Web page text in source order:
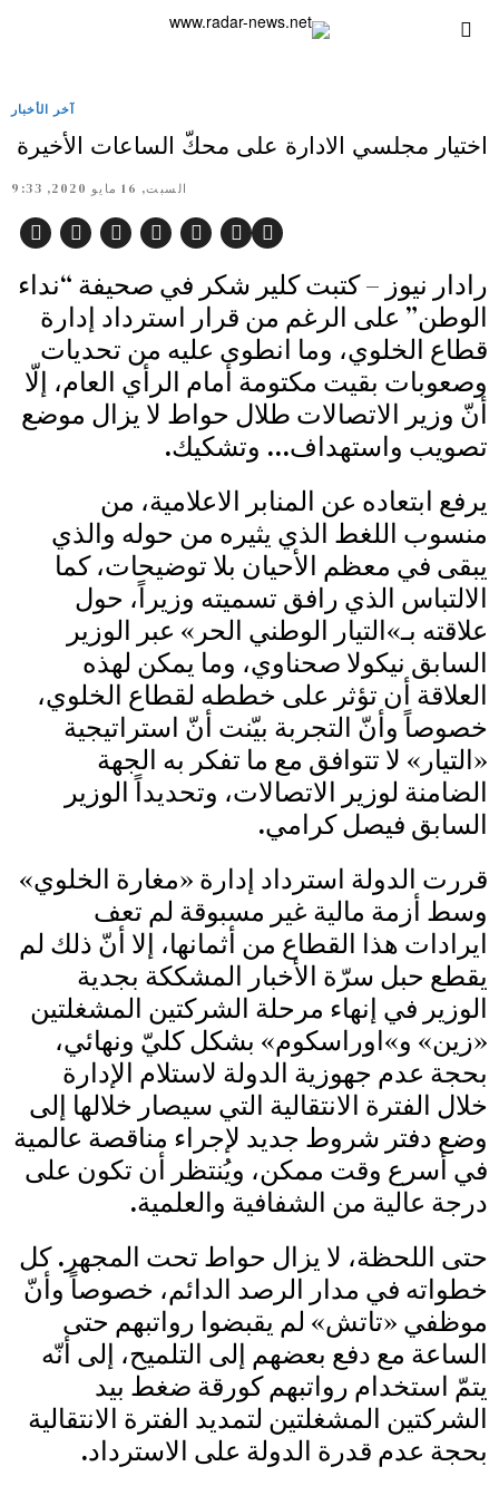
آخر الأخبار
اختيار مجلسي الادارة على محكّ الساعات الأخيرة
السبت, 16 مايو 2020, 9:33
رادار نيوز – كتبت كلير شكر في صحيفة “نداء
الوطن” على الرغم من قرار استرداد إدارة
قطاع الخلوي، وما انطوى عليه من تحديات
وصعوبات بقيت مكتومة أمام الرأي العام، إلّا
أنّ وزير الاتصالات طلال حواط لا يزال موضع
تصويب واستهداف… وتشكيك.
يرفع ابتعاده عن المنابر الاعلامية، من
منسوب اللغط الذي يثيره من حوله والذي
يبقى في معظم الأحيان بلا توضيحات، كما
الالتباس الذي رافق تسميته وزيراً، حول
علاقته بـ»التيار الوطني الحر» عبر الوزير
السابق نيكولا صحناوي، وما يمكن لهذه
العلاقة أن تؤثر على خططه لقطاع الخلوي،
خصوصاً وأنّ التجربة بيّنت أنّ استراتيجية
«التيار» لا تتوافق مع ما تفكر به الجهة
الضامنة لوزير الاتصالات، وتحديداً الوزير
السابق فيصل كرامي.
قررت الدولة استرداد إدارة «مغارة الخلوي»
وسط أزمة مالية غير مسبوقة لم تعف
ايرادات هذا القطاع من أثمانها، إلا أنّ ذلك لم
يقطع حبل سرّة الأخبار المشككة بجدية
الوزير في إنهاء مرحلة الشركتين المشغلتين
«زين» و»اوراسكوم» بشكل كليّ ونهائي،
بحجة عدم جهوزية الدولة لاستلام الإدارة
خلال الفترة الانتقالية التي سيصار خلالها إلى
وضع دفتر شروط جديد لإجراء مناقصة عالمية
في أسرع وقت ممكن، ويُنتظر أن تكون على
درجة عالية من الشفافية والعلمية.
حتى اللحظة، لا يزال حواط تحت المجهر. كل
خطواته في مدار الرصد الدائم، خصوصاً وأنّ
موظفي «تاتش» لم يقبضوا رواتبهم حتى
الساعة مع دفع بعضهم إلى التلميح، إلى أنّه
يتمّ استخدام رواتبهم كورقة ضغط بيد
الشركتين المشغلتين لتمديد الفترة الانتقالية
بحجة عدم قدرة الدولة على الاسترداد.